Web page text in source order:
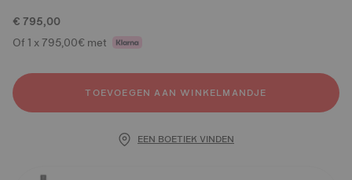
€ 795,00
Of 1 x 795,00€ met
TOEVOEGEN AAN WINKELMANDJE
EEN BOETIEK VINDEN